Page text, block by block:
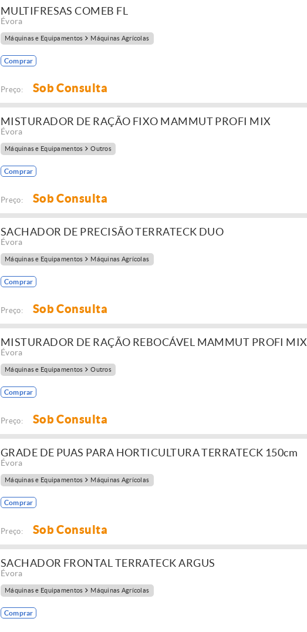
MULTIFRESAS COMEB FL
Évora
Máquinas e Equipamentos Máquinas Agrícolas
Comprar
Preço: Sob Consulta
MISTURADOR DE RAÇÃO FIXO MAMMUT PROFI MIX
Évora
Máquinas e Equipamentos Outros
Comprar
Preço: Sob Consulta
SACHADOR DE PRECISÃO TERRATECK DUO
Évora
Máquinas e Equipamentos Máquinas Agrícolas
Comprar
Preço: Sob Consulta
MISTURADOR DE RAÇÃO REBOCÁVEL MAMMUT PROFI MIX
Évora
Máquinas e Equipamentos Outros
Comprar
Preço: Sob Consulta
GRADE DE PUAS PARA HORTICULTURA TERRATECK 150cm
Évora
Máquinas e Equipamentos Máquinas Agrícolas
Comprar
Preço: Sob Consulta
SACHADOR FRONTAL TERRATECK ARGUS
Évora
Máquinas e Equipamentos Máquinas Agrícolas
Comprar